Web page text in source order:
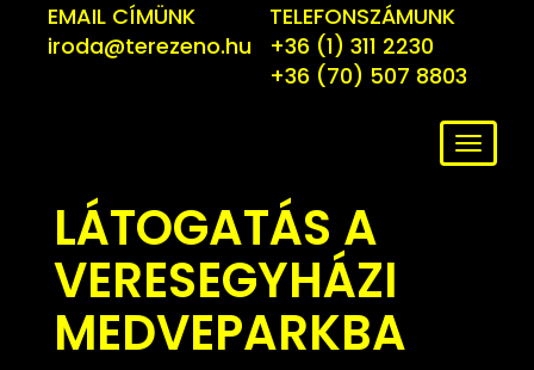
EMAIL CÍMÜNK
iroda@terezeno.hu
TELEFONSZÁMUNK
+36 (1) 311 2230
+36 (70) 507 8803
LÁTOGATÁS A
VERESEGYHÁZI
MEDVEPARKBA